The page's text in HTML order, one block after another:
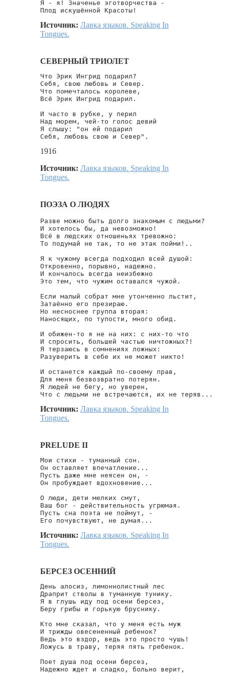
Я - я! Значенье эготворчества -
Плод искушённой Красоты!
Источник: Лавка языков. Speaking In
Tongues.
СЕВЕРНЫЙ ТРИОЛЕТ
Что Эрик Ингрид подарил?
Себя, свою любовь и Север.
Что помечталось королеве,
Всё Эрик Ингрид подарил.
И часто в рубке, у перил
Над морем, чей-то голос девий
Я слышу: "он ей подарил
Себя, любовь свою и Север".
1916
Источник: Лавка языков. Speaking In
Tongues.
ПОЭЗА О ЛЮДЯХ
Разве можно быть долго знакомым с людьми?
И хотелось бы, да невозможно!
Всё в людских отношеньях тревожно:
То подумай не так, то не этак пойми!..
Я к чужому всегда подходил всей душой:
Откровенно, порывно, надежно.
И кончалось всегда неизбежно
Это тем, что чужим оставался чужой.
Если малый собрат мне утонченно льстит,
Затаённо его презираю.
Но несноснее группа вторая:
Наносящих, по тупости, много обид.
И обижен-то я не на них: с них-то что
И спросить, большей частью ничтожных?!
Я терзаюсь в сомнениях ложных:
Разуверить в себе их не может никто!
И останется каждый по-своему прав,
Для меня безвозвратно потерян.
Я людей не бегу, но уверен,
Что с людьми не встречаются, их не теряв...
Источник: Лавка языков. Speaking In
Tongues.
PRELUDE II
Мои стихи - туманный сон.
Он оставляет впечатление...
Пусть даже мне неясен он, -
Он пробуждает вдохновение...
О люди, дети мелких смут,
Ваш бог - действительность угрюмая.
Пусть сна поэта не поймут, -
Его почувствуют, не думая...
Источник: Лавка языков. Speaking In
Tongues.
БЕРСЕЗ ОСЕННИЙ
День алосиз, лимоннолистный лес
Драприт стволы в туманную тунику.
Я в глушь иду под осени берсез,
Беру грибы и горькую бруснику.
Кто мне сказал, что у меня есть муж
И трижды овесененный ребенок?
Ведь это вздор, ведь это просто чушь!
Ложусь в траву, теряя пять гребенок.
Поет душа под осени берсез,
Надежно ждет и сладко, больно верит,